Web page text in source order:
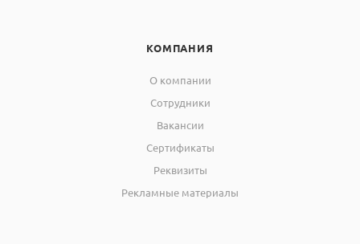
КОМПАНИЯ
О компании
Сотрудники
Вакансии
Сертификаты
Реквизиты
Рекламные материалы